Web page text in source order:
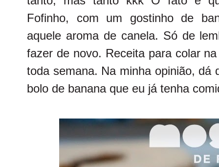
Fofinho, com um gostinho de
aquele aroma de canela. Só de
fazer de novo. Receita para colar
toda semana. Na minha opinião, dá
bolo de banana que eu já tenha